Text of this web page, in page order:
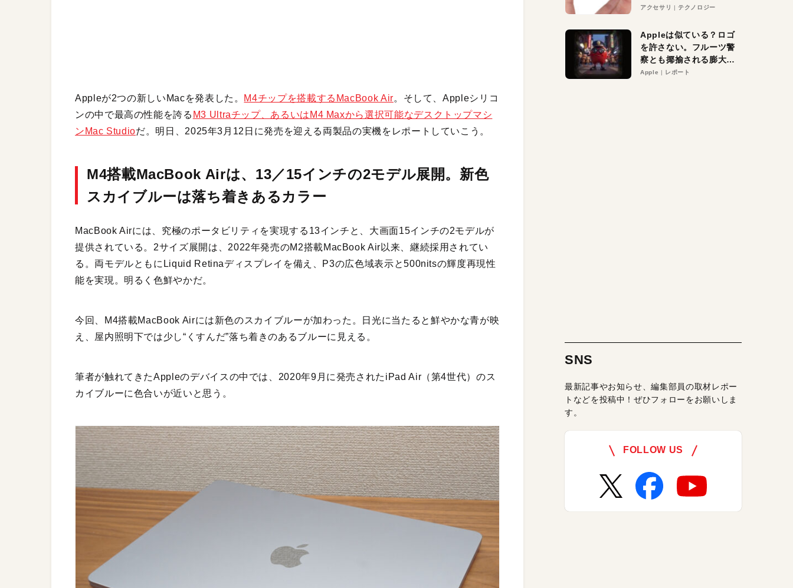
Appleが2つの新しいMacを発表した。 M4チップを搭載するMacBook Air。そして、Appleシリコ
ンの中で最高の性能を誇る M3 Ultraチップ、あるいはM4 Maxから選択可能なデスクトップマシ
ンMac Studioだ。明日、2025年3月12日に発売を迎える両製品の実機をレポートしていこう。
M4搭載MacBook Airは、13／15インチの2モデル展開。新色
スカイブルーは落ち着きあるカラー
MacBook Airには、究極のポータビリティを実現する13インチと、大画面15インチの2モデルが
提供されている。2サイズ展開は、2022年発売のM2搭載MacBook Air以来、継続採用されてい
る。両モデルともにLiquid Retinaディスプレイを備え、P3の広色域表示と500nitsの輝度再現性
能を実現。明るく色鮮やかだ。
今回、M4搭載MacBook Airには新色のスカイブルーが加わった。日光に当たると鮮やかな青が映
え、屋内照明下では少し“くすんだ”落ち着きのあるブルーに見える。
筆者が触れてきたAppleのデバイスの中では、2020年9月に発売されたiPad Air（第4世代）のス
カイブルーに色合いが近いと思う。
対策
アクセサリ テクノロジー
Appleは似ている？ロゴ
を許さない。フルーツ警
察とも揶揄される膨大な
異議申し立て。対象は非
Apple レポート
SNS
最新記事やお知らせ、編集部員の取材レポー
トなどを投稿中！ぜひフォローをお願いしま
す。
FOLLOW US